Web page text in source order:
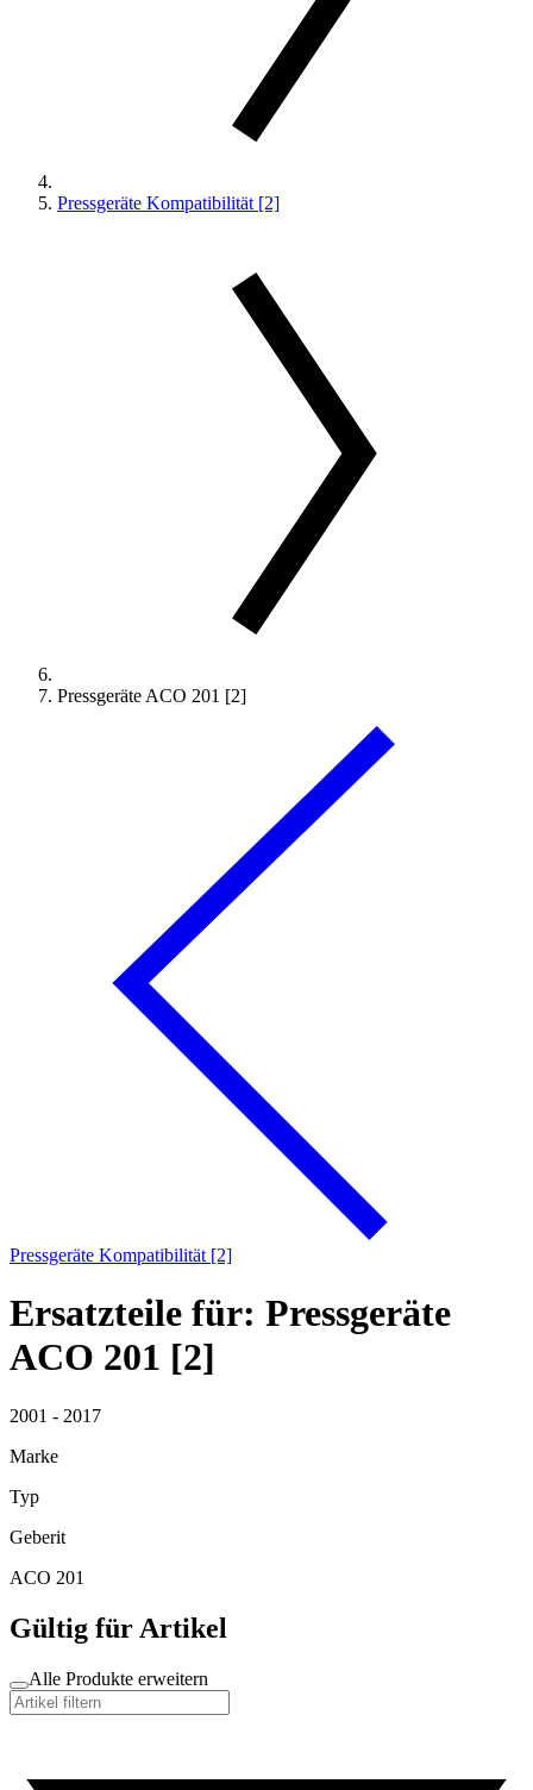
Pressgeräte Kompatibilität [2]
Pressgeräte ACO 201 [2]
Pressgeräte Kompatibilität [2]
Ersatzteile für: Pressgeräte
ACO 201 [2]
2001 - 2017
Marke
Typ
Geberit
ACO 201
Gültig für Artikel
Alle Produkte erweitern